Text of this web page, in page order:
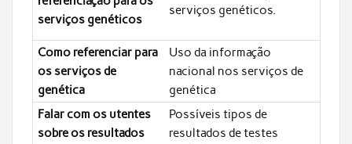
serviços genéticos
serviços genéticos.
Como referenciar para
os serviços de
genética
Uso da informação
nacional nos serviços de
genética
Falar com os utentes
sobre os resultados
Possíveis tipos de
resultados de testes